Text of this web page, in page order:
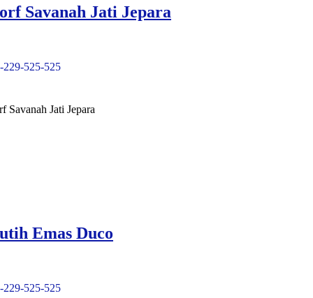
Savanah Jati Jepara
229-525-525
Savanah Jati Jepara
Emas Duco
229-525-525